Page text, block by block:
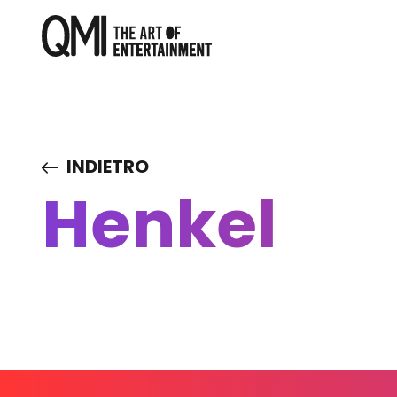
INDIETRO
Henkel